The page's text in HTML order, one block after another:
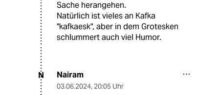
Sache herangehen.
Natürlich ist vieles an Kafka
"kafkaesk", aber in dem Grotesken
schlummert auch viel Humor.
N Nairam
03.06.2024, 20:05 Uhr